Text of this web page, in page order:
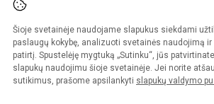
Šioje svetainėje naudojame slapukus siekdami
paslaugų kokybę, analizuoti svetainės naudojimą
patirtį. Spustelėję mygtuką „Sutinku“, jūs
slapukų naudojimu šioje svetainėje. Jei norite
sutikimus, prašome apsilankyti slapukų valdymo
© 2023. Panevėžio Kazimiero Paltaroko gimnazija.
Kopijuoti turinį be raštiško įstaigos administracijos
Versija neįgaliesiems Slapukų
Sumanus būdas atnaujinti